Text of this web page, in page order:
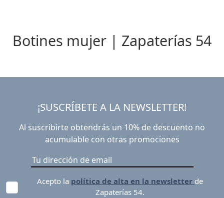
Botines mujer | Zapaterías 54
¡SUSCRÍBETE A LA NEWSLETTER!
Al suscribirte obtendrás un 10% de descuento no
acumulable con otras promociones
Acepto la política de alta en la newsletter de
Zapaterías 54.